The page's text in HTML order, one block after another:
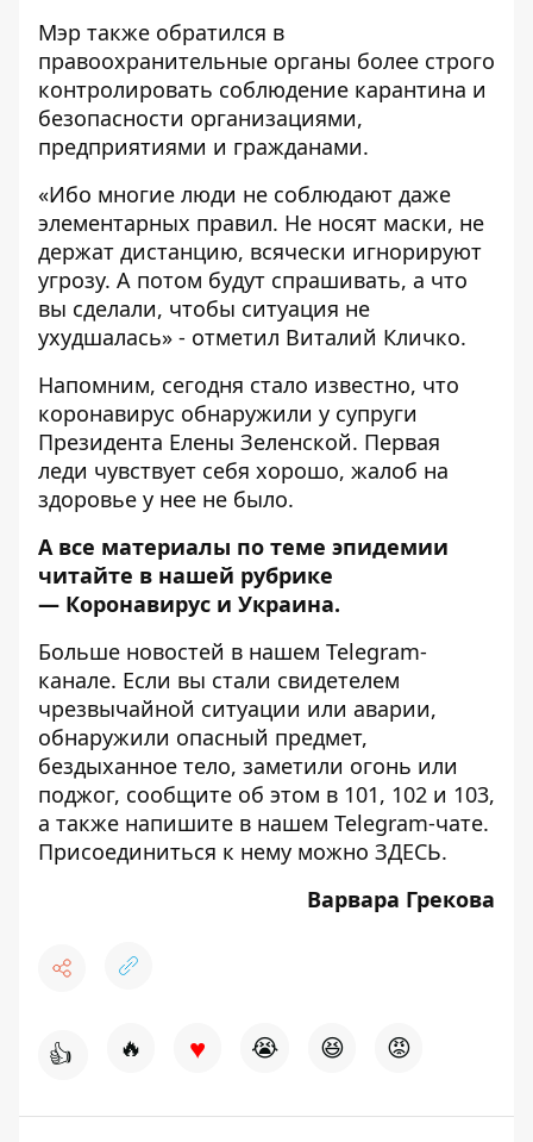
Мэр также обратился в
правоохранительные органы более строго
контролировать соблюдение карантина и
безопасности организациями,
предприятиями и гражданами.
«Ибо многие люди не соблюдают даже
элементарных правил. Не носят маски, не
держат дистанцию, всячески игнорируют
угрозу. А потом будут спрашивать, а что
вы сделали, чтобы ситуация не
ухудшалась» - отметил Виталий Кличко.
Напомним, сегодня стало известно, что
коронавирус обнаружили у супруги
Президента Елены Зеленской. Первая
леди чувствует себя хорошо, жалоб на
здоровье у нее не было.
А все материалы по теме эпидемии
читайте в нашей рубрике
— Коронавирус и Украина.
Больше новостей в нашем Telegram-
канале. Если вы стали свидетелем
чрезвычайной ситуации или аварии,
обнаружили опасный предмет,
бездыханное тело, заметили огонь или
поджог, сообщите об этом в 101, 102 и 103,
а также напишите в нашем Telegram-чате.
Присоединиться к нему можно ЗДЕСЬ.
Варвара Грекова
👍 🔥 ♥ 😭 😆 😡